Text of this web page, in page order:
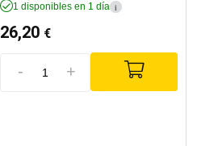
1 disponibles en 1 día i
26,20 €
- +